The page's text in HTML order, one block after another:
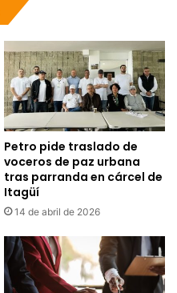
Petro pide traslado de
voceros de paz urbana
tras parranda en cárcel de
Itagüí
14 de abril de 2026